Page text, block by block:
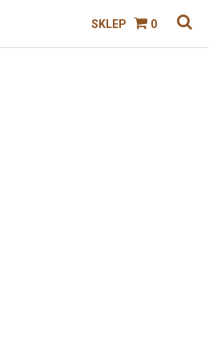
SKLEP 0